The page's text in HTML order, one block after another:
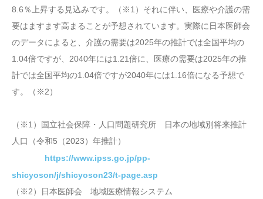
8.6％上昇する見込みです。（※1）それに伴い、医療や介護の需
要はますます高まることが予想されています。実際に日本医師会
のデータによると、介護の需要は2025年の推計では全国平均の
1.04倍ですが、2040年には1.21倍に、医療の需要は2025年の推
計では全国平均の1.04倍ですが2040年には1.16倍になる予想で
す。（※2）
（※1）国立社会保障・人口問題研究所 日本の地域別将来推計
人口（令和5（2023）年推計）
https://www.ipss.go.jp/pp-
shicyoson/j/shicyoson23/t-page.asp
（※2）日本医師会 地域医療情報システム